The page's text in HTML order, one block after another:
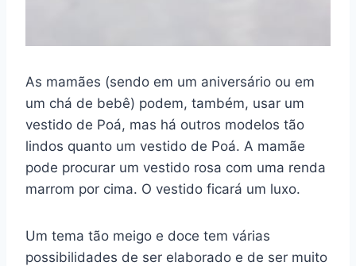
As mamães (sendo em um aniversário ou em
um chá de bebê) podem, também, usar um
vestido de Poá, mas há outros modelos tão
lindos quanto um vestido de Poá. A mamãe
pode procurar um vestido rosa com uma renda
marrom por cima. O vestido ficará um luxo.
Um tema tão meigo e doce tem várias
possibilidades de ser elaborado e de ser muito